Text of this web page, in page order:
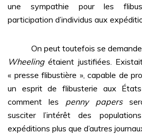
une sympathie pour les
participation d’individus aux
On peut toutefois se demander
Wheelingétaient justifiées.
« presse flibustière », capable de
un esprit de flibusterie aux
comment les penny papers
susciter l’intérêt des
expéditions plus que d’autres